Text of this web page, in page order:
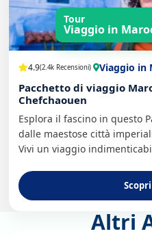
Tour
Viaggio in
4.9(2.4k Recensioni) Viaggio in
Pacchetto di viaggio
Chefchaouen
Esplora il fascino in questo
dalle maestose città
Vivi un viaggio
Altri